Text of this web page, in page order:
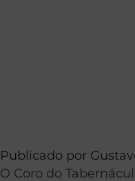
Publicado por
O Coro do